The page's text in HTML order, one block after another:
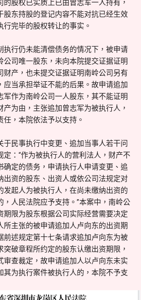
股权已实质上已由曾志军一人持有，
股东持股的登记内容不能对抗已经生效
完毕的股权转让的事实。
执行仍未能清偿债务的情况下，被申请
公司唯一股东，未向本院提交证据证明
财产，也未提交证据证明南岭公司另有
应当承担举证不能的后果。故申请追加
军作为南岭公司一人股东，其不能证明
为由，主张追加曾志军为被执行人，
，本院依法予以支持。
于民事执行中变更、追加当事人若干问
定：“作为被执行人的营利法人，财产不
确定的债务，申请执行人申请变更、追
出资的股东、出资人或依公司法规定对
发起人为被执行人，在尚未缴纳出资的
，人民法院应予支持。”本案中，南岭公
期限为股东根据公司实际经营需要决定
所主张的被申请追加人卢向东的出资期
前述规定第十七条请求追加卢向东为被
破章程所约定的股东认缴出资期限，
审查裁定，故申请追加人以卢向东未实
其为执行案件被执行人的，本院不予支